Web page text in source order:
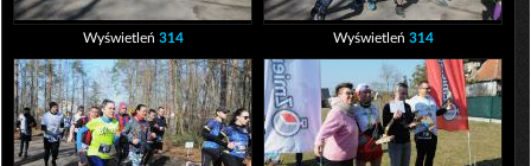
Wyświetleń 314 Wyświetleń 314